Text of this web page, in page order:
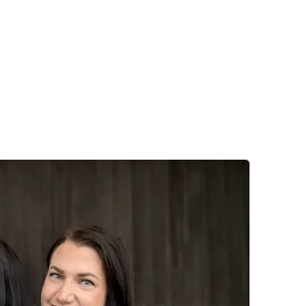
assistenter har han,